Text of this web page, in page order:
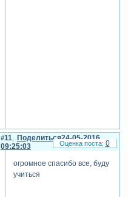
Поделиться
11
24-05-2016
09:25:03
огромное спасибо все, буду
учиться
0